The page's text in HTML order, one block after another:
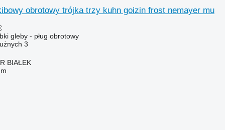
obrotowy trójka trzy kuhn goizin frost nemayer mu
gleby - pług obrotowy
3
BIAŁEK